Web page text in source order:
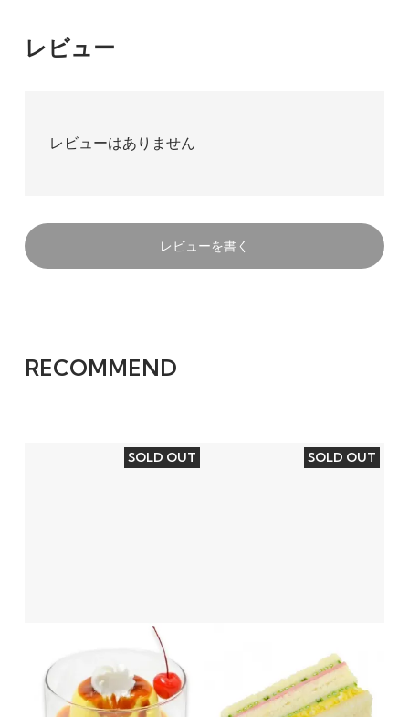
レビュー
レビューはありません
レビューを書く
RECOMMEND
SOLD OUT SOLD OUT